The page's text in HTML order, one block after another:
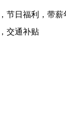
节日福利，带薪
交通补贴